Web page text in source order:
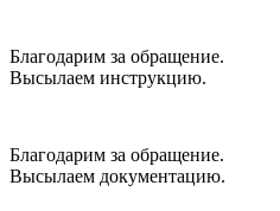
Благодарим за обращение.
Высылаем инструкцию.
Благодарим за обращение.
Высылаем документацию.